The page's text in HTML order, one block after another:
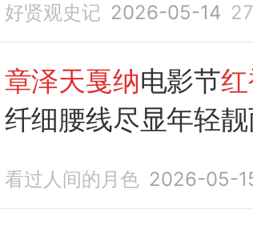
好贤观史记 2026-05-14 27
章泽天戛纳电影节
纤细腰线尽显年轻
看过人间的月色 2026-05-